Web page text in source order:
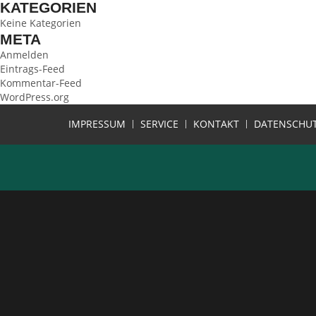
KATEGORIEN
Keine Kategorien
META
Anmelden
Eintrags-Feed
Kommentar-Feed
WordPress.org
IMPRESSUM
SERVICE KONTAKT